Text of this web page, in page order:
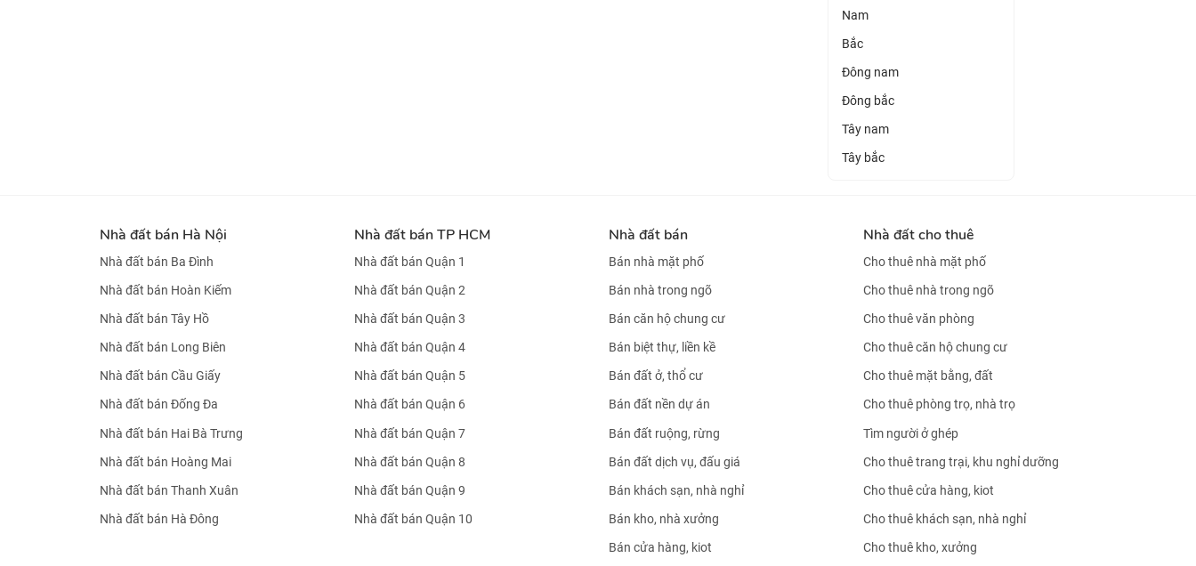
Nam
Bắc
Đông nam
Đông bắc
Tây nam
Tây bắc
Nhà đất bán Hà Nội
Nhà đất bán Ba Đình
Nhà đất bán Hoàn Kiếm
Nhà đất bán Tây Hồ
Nhà đất bán Long Biên
Nhà đất bán Cầu Giấy
Nhà đất bán Đống Đa
Nhà đất bán Hai Bà Trưng
Nhà đất bán Hoàng Mai
Nhà đất bán Thanh Xuân
Nhà đất bán Hà Đông
Nhà đất bán TP HCM
Nhà đất bán Quận 1
Nhà đất bán Quận 2
Nhà đất bán Quận 3
Nhà đất bán Quận 4
Nhà đất bán Quận 5
Nhà đất bán Quận 6
Nhà đất bán Quận 7
Nhà đất bán Quận 8
Nhà đất bán Quận 9
Nhà đất bán Quận 10
Nhà đất bán
Bán nhà mặt phố
Bán nhà trong ngõ
Bán căn hộ chung cư
Bán biệt thự, liền kề
Bán đất ở, thổ cư
Bán đất nền dự án
Bán đất ruộng, rừng
Bán đất dịch vụ, đấu giá
Bán khách sạn, nhà nghỉ
Bán kho, nhà xưởng
Bán cửa hàng, kiot
Nhà đất cho thuê
Cho thuê nhà mặt phố
Cho thuê nhà trong ngõ
Cho thuê văn phòng
Cho thuê căn hộ chung cư
Cho thuê mặt bằng, đất
Cho thuê phòng trọ, nhà trọ
Tìm người ở ghép
Cho thuê trang trại, khu nghỉ dưỡng
Cho thuê cửa hàng, kiot
Cho thuê khách sạn, nhà nghỉ
Cho thuê kho, xưởng